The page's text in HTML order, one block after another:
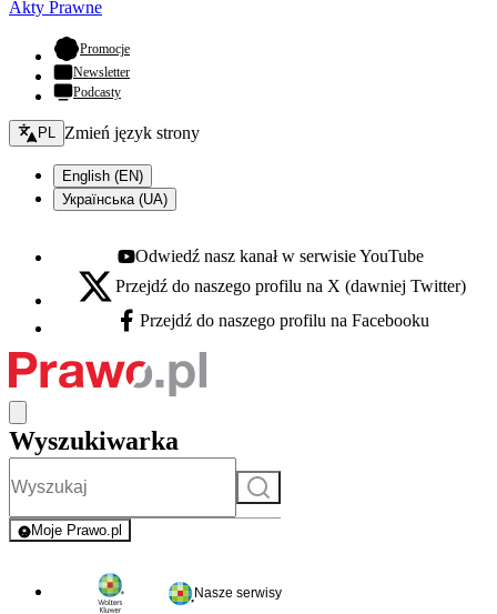
Akty Prawne
Promocje- otwiera się w nowej karcie
Newsletter
Podcasty
Zmień język - bieżący:
PL Zmień język strony
English (EN)
Українська (UA)
Youtube - otwiera się w nowej karcie
Odwiedź nasz kanał w serwisie YouTube
X - otwiera się w nowej karcie
Przejdź do naszego profilu na X (dawniej Twitter)
Facebook - otwiera się w nowej karcie
Przejdź do naszego profilu na Facebooku
Wyszukiwarka
Szukaj
Moje Prawo.pl
- rejestracja i logowanie do serwisu
Nasze serwisy